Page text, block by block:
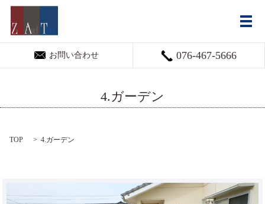
お問い合わせ 076-467-5666
メ
4.ガーデン
TOP 4.ガーデン